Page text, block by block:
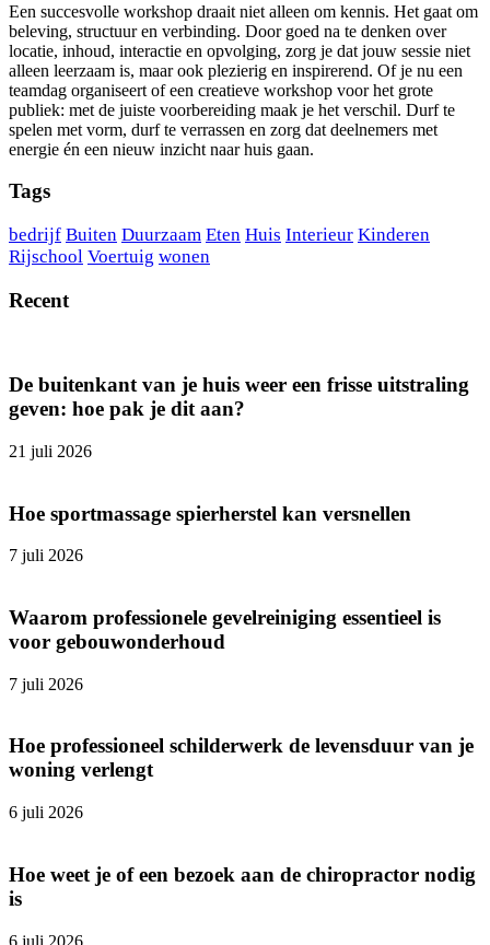
Een succesvolle workshop draait niet alleen om kennis. Het gaat om
beleving, structuur en verbinding. Door goed na te denken over
locatie, inhoud, interactie en opvolging, zorg je dat jouw sessie niet
alleen leerzaam is, maar ook plezierig en inspirerend. Of je nu een
teamdag organiseert of een creatieve workshop voor het grote
publiek: met de juiste voorbereiding maak je het verschil. Durf te
spelen met vorm, durf te verrassen en zorg dat deelnemers met
energie én een nieuw inzicht naar huis gaan.
Tags
bedrijf Buiten Duurzaam Eten Huis Interieur Kinderen
Rijschool Voertuig wonen
Recent
De buitenkant van je huis weer een frisse uitstraling
geven: hoe pak je dit aan?
21 juli 2026
Hoe sportmassage spierherstel kan versnellen
7 juli 2026
Waarom professionele gevelreiniging essentieel is
voor gebouwonderhoud
7 juli 2026
Hoe professioneel schilderwerk de levensduur van je
woning verlengt
6 juli 2026
Hoe weet je of een bezoek aan de chiropractor nodig
is
6 juli 2026